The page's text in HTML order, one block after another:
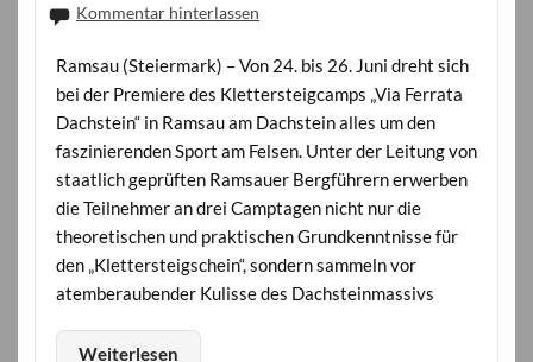
Kommentar hinterlassen
Ramsau (Steiermark) – Von 24. bis 26. Juni dreht sich
bei der Premiere des Klettersteigcamps „Via Ferrata
Dachstein“ in Ramsau am Dachstein alles um den
faszinierenden Sport am Felsen. Unter der Leitung von
staatlich geprüften Ramsauer Bergführern erwerben
die Teilnehmer an drei Camptagen nicht nur die
theoretischen und praktischen Grundkenntnisse für
den „Klettersteigschein“, sondern sammeln vor
atemberaubender Kulisse des Dachsteinmassivs
Weiterlesen